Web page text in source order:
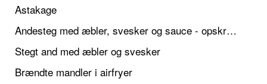
Astakage
Andesteg med æbler, svesker og sauce - opskrift også til jul
Stegt and med æbler og svesker
Brændte mandler i airfryer